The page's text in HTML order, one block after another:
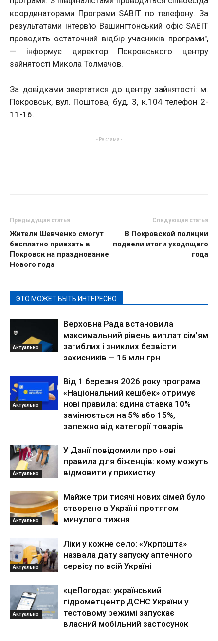
координаторами Програми SABIT по телефону. За
результатами інтерв'ю Вашингтонський офіс SABIT
проводить остаточний відбір учасників програми",
— інформує директор Покровського центру
зайнятості Микола Толмачов.
За довідками звертатися до центру зайнятості: м.
Покровськ, вул. Поштова, буд. 3, к.104 телефон 2-
11-16.
- Реклама -
Предыдущая статья
Жители Шевченко смогут
бесплатно приехать в
Покровск на празднование
Нового года
Следующая статья
В Покровской полиции
подвели итоги уходящего
года
ЭТО МОЖЕТ БЫТЬ ИНТЕРЕСНО
Актуально
Верховна Рада встановила
максимальний рівень виплат сім’ям
загиблих і зниклих безвісти
захисників — 15 млн грн
Актуально
Від 1 березня 2026 року програма
«Національний кешбек» отримує
нові правила: єдина ставка 10%
замінюється на 5% або 15%,
залежно від категорії товарів
Актуально
У Данії повідомили про нові
правила для біженців: кому можуть
відмовити у прихистку
Актуально
Майже три тисячі нових сімей було
створено в Україні протягом
минулого тижня
Актуально
Ліки у кожне село: «Укрпошта»
назвала дату запуску аптечного
сервісу по всій Україні
Актуально
«цеПогода»: український
гідрометцентр ДСНС України у
тестовому режимі запускає
власний мобільний застосунок